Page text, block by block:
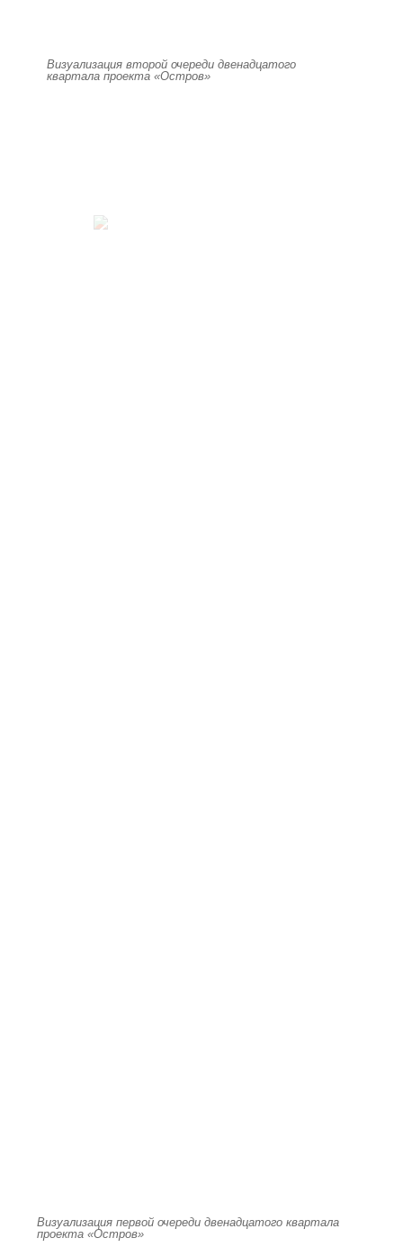
Визуализация второй очереди двенадцатого
квартала проекта «Остров»
Визуализация первой очереди двенадцатого квартала
проекта «Остров»